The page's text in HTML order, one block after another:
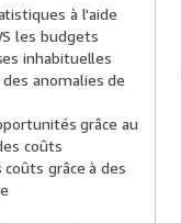
à l'aide
les budgets
inhabituelles
anomalies de
grâce au
coûts
grâce à des